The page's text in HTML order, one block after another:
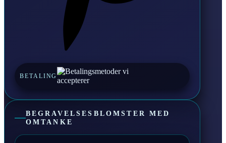
BETALING
BEGRAVELSESBLOMSTER MED
OMTANKE